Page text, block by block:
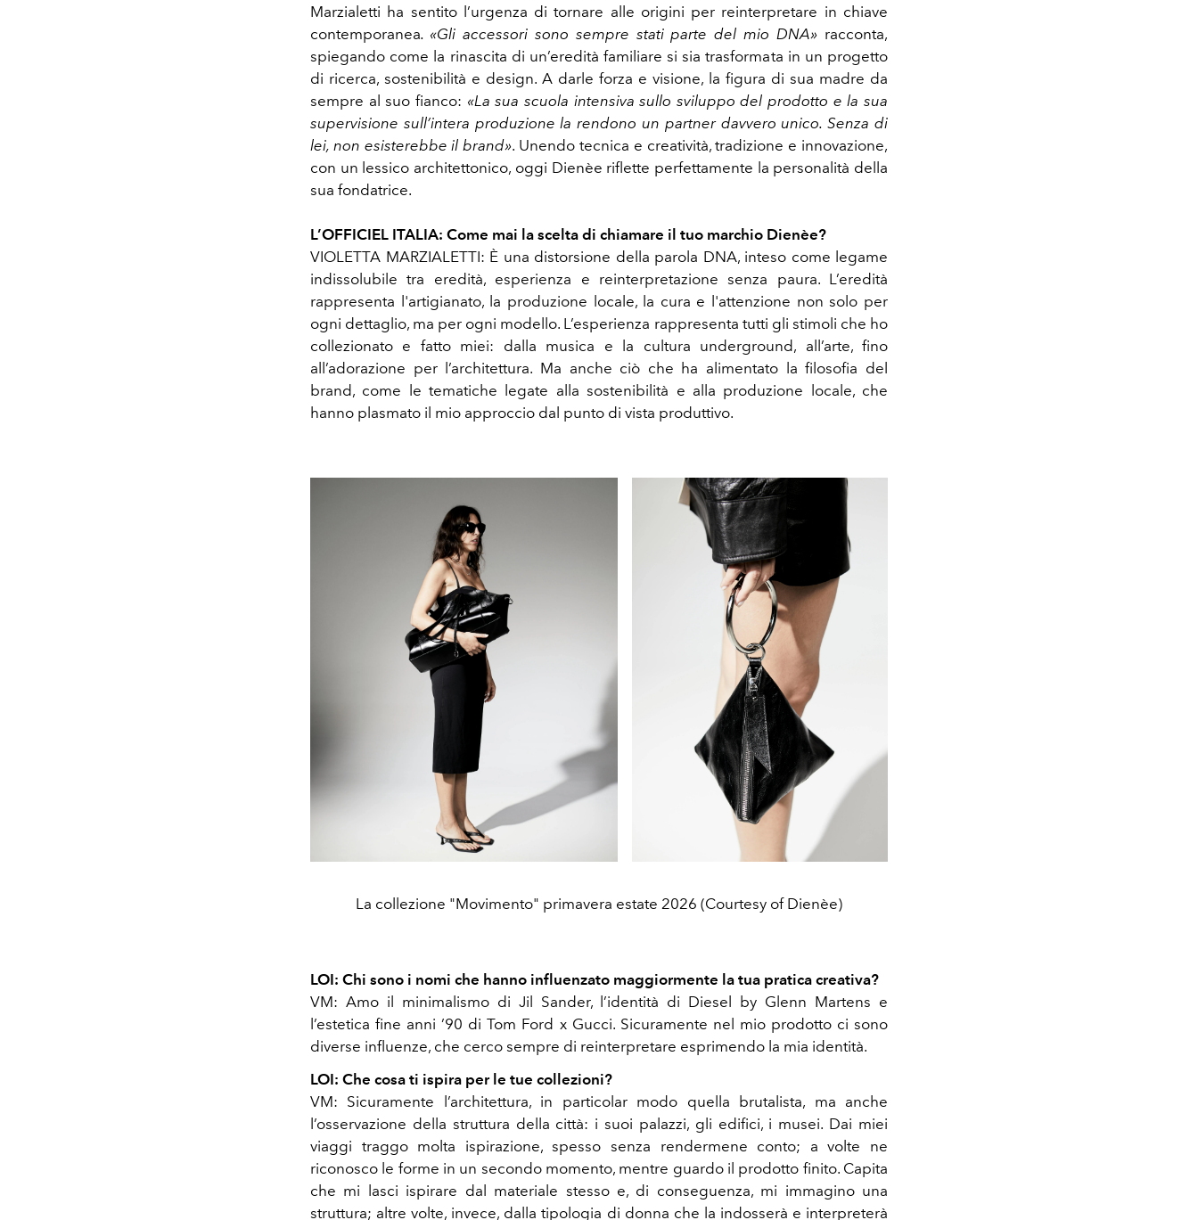
Marzialetti ha sentito l’urgenza di tornare alle origini per reinterpretare in chiave
contemporanea. «Gli accessori sono sempre stati parte del mio DNA» racconta,
spiegando come la rinascita di un’eredità familiare si sia trasformata in un progetto
di ricerca, sostenibilità e design. A darle forza e visione, la figura di sua madre da
sempre al suo fianco: «La sua scuola intensiva sullo sviluppo del prodotto e la sua
supervisione sull’intera produzione la rendono un partner davvero unico. Senza di
lei, non esisterebbe il brand». Unendo tecnica e creatività, tradizione e innovazione,
con un lessico architettonico, oggi Dienèe riflette perfettamente la personalità della
sua fondatrice.
L’OFFICIEL ITALIA: Come mai la scelta di chiamare il tuo marchio Dienèe?
VIOLETTA MARZIALETTI: È una distorsione della parola DNA, inteso come legame
indissolubile tra eredità, esperienza e reinterpretazione senza paura. L’eredità
rappresenta l'artigianato, la produzione locale, la cura e l'attenzione non solo per
ogni dettaglio, ma per ogni modello. L’esperienza rappresenta tutti gli stimoli che ho
collezionato e fatto miei: dalla musica e la cultura underground, all’arte, fino
all’adorazione per l’architettura. Ma anche ciò che ha alimentato la filosofia del
brand, come le tematiche legate alla sostenibilità e alla produzione locale, che
hanno plasmato il mio approccio dal punto di vista produttivo.
La collezione "Movimento" primavera estate 2026 (Courtesy of Dienèe)
LOI: Chi sono i nomi che hanno influenzato maggiormente la tua pratica creativa?
VM: Amo il minimalismo di Jil Sander, l’identità di Diesel by Glenn Martens e
l’estetica fine anni ’90 di Tom Ford x Gucci. Sicuramente nel mio prodotto ci sono
diverse influenze, che cerco sempre di reinterpretare esprimendo la mia identità.
LOI: Che cosa ti ispira per le tue collezioni?
VM: Sicuramente l’architettura, in particolar modo quella brutalista, ma anche
l’osservazione della struttura della città: i suoi palazzi, gli edifici, i musei. Dai miei
viaggi traggo molta ispirazione, spesso senza rendermene conto; a volte ne
riconosco le forme in un secondo momento, mentre guardo il prodotto finito. Capita
che mi lasci ispirare dal materiale stesso e, di conseguenza, mi immagino una
struttura; altre volte, invece, dalla tipologia di donna che la indosserà e interpreterà